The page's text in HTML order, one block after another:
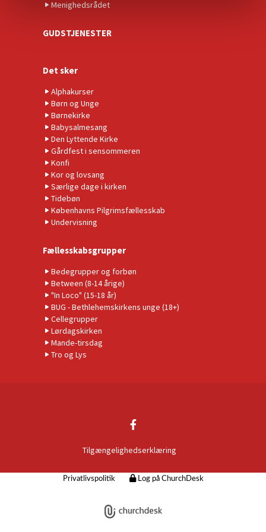
Menighedsrådet
GUDSTJENESTER
Det sker
Alphakurser
Børn og Unge
Børnekirke
Babysalmesang
Den Lyttende Kirke
Gårdfest i sensommeren
Konfi
Kor og lovsang
Særlige dage i kirken
Tidebøn
Københavns Pilgrimsfællesskab
Undervisning
Fællesskabsgrupper
Bedegrupper og forbøn
Between (8-14 årige)
"In Loco" (15-18 år)
BUG - Bethlehemskirkens unge (18+)
Cellegrupper
Lørdagskirken
Mande-tirsdag
Tro og Lys
Tilgængelighedserklæring
Privatlivspolitik Log på ChurchDesk